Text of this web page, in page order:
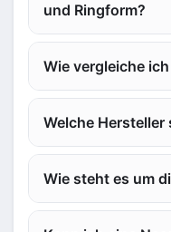
und Ringform?
Wie vergleiche
Welche
Wie steht es um